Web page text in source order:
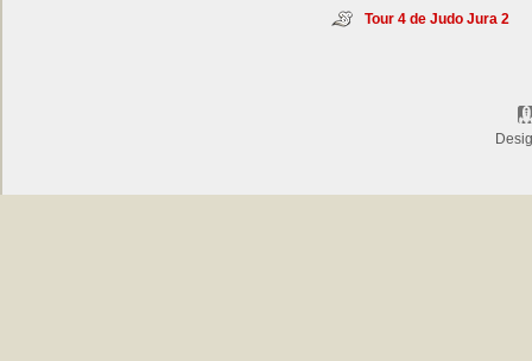
Tour 4 de Judo Jura 2